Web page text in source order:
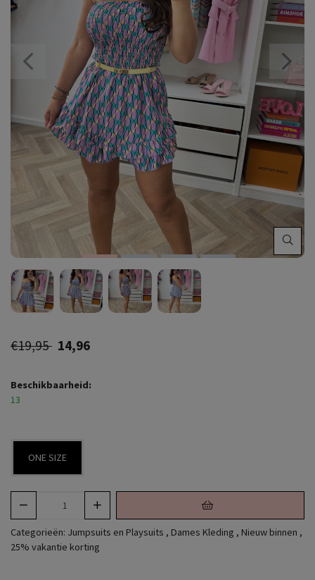
€19,95 14,96
Beschikbaarheid:
13
ONE SIZE
Categorieën: Jumpsuits en Playsuits , Dames Kleding , Nieuw binnen ,
25% vakantie korting